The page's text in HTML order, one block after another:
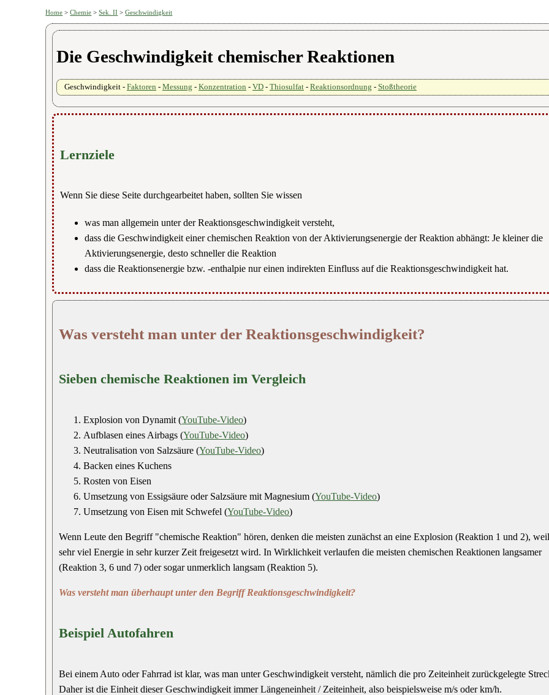
Home >Chemie >Sek. II >Geschwindigkeit
Die Geschwindigkeit chemischer Reaktionen
Geschwindigkeit - Faktoren - Messung - Konzentration - VD- Thiosulfat- Reaktionsordnung - Stoßtheorie
Lernziele
Wenn Sie diese Seite durchgearbeitet haben, sollten Sie wissen
was man allgemein unter der Reaktionsgeschwindigkeit versteht,
dass die Geschwindigkeit einer chemischen Reaktion von der Aktivierungsenergie der Reaktion abhängt: Je kleiner die
Aktivierungsenergie, desto schneller die Reaktion
dass die Reaktionsenergie bzw. -enthalpie nur einen indirekten Einfluss auf die Reaktionsgeschwindigkeit hat.
Was versteht man unter der Reaktionsgeschwindigkeit?
Sieben chemische Reaktionen im Vergleich
Explosion von Dynamit (YouTube-Video)
Aufblasen eines Airbags (YouTube-Video)
Neutralisation von Salzsäure (YouTube-Video)
Backen eines Kuchens
Rosten von Eisen
Umsetzung von Essigsäure oder Salzsäure mit Magnesium (YouTube-Video)
Umsetzung von Eisen mit Schwefel (YouTube-Video)
Wenn Leute den Begriff "chemische Reaktion" hören, denken die meisten zunächst an eine Explosion (Reaktion 1 und 2),
sehr viel Energie in sehr kurzer Zeit freigesetzt wird. In Wirklichkeit verlaufen die meisten chemischen Reaktionen langsamer
(Reaktion 3, 6 und 7) oder sogar unmerklich langsam (Reaktion 5).
Was versteht man überhaupt unter den Begriff Reaktionsgeschwindigkeit?
Beispiel Autofahren
Bei einem Auto oder Fahrrad ist klar, was man unter Geschwindigkeit versteht, nämlich die pro Zeiteinheit zurückgelegte
Daher ist die Einheit dieser Geschwindigkeit immer Längeneinheit / Zeiteinheit, also beispielsweise m/s oder km/h.